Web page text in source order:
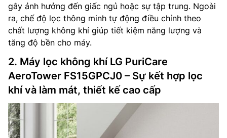
gây ảnh hưởng đến giấc ngủ hoặc sự tập trung. Ngoài
ra, chế độ lọc thông minh tự động điều chỉnh theo
chất lượng không khí giúp tiết kiệm năng lượng và
tăng độ bền cho máy.
2. Máy lọc không khí LG PuriCare
AeroTower FS15GPCJ0 – Sự kết hợp lọc
khí và làm mát, thiết kế cao cấp